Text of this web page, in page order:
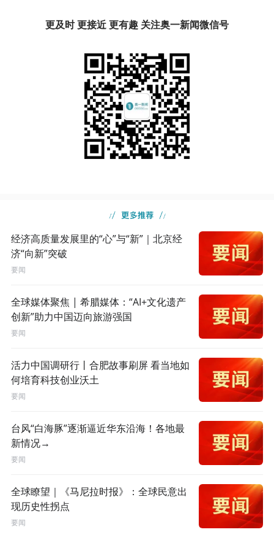
更及时 更接近 更有趣 关注奥一新闻微信号
经济高质量发展里的“心”与“新”｜北京经
济“向新”突破
要闻
全球媒体聚焦 | 希腊媒体：“AI+文化遗产
创新”助力中国迈向旅游强国
要闻
活力中国调研行丨合肥故事刷屏 看当地如
何培育科技创业沃土
要闻
台风“白海豚”逐渐逼近华东沿海！各地最
新情况→
要闻
全球瞭望｜《马尼拉时报》：全球民意出
现历史性拐点
要闻